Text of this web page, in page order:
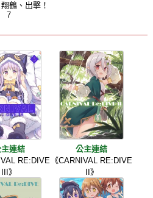
鶴、出擊！
7
連結
RE:DIVE
III》
公主連結
《CARNIVAL RE:DIVE
II》